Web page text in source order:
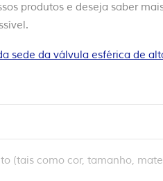
produtos e deseja saber
sede da válvula esférica de